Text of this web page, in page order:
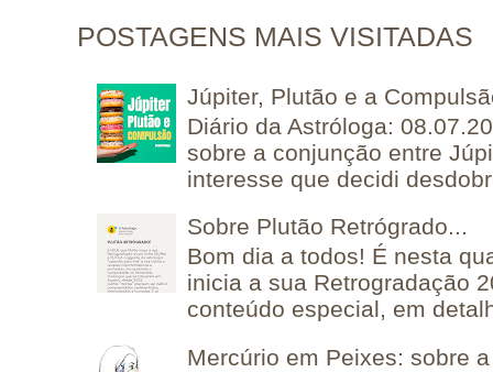
POSTAGENS MAIS VISITADAS
Júpiter, Plutão e a
Diário da Astróloga:
sobre a conjunção entre
interesse que decidi
Sobre Plutão Retrógrado...
Bom dia a todos! É nesta
inicia a sua Retrogradação
conteúdo especial, em
Mercúrio em Peixes: sobre